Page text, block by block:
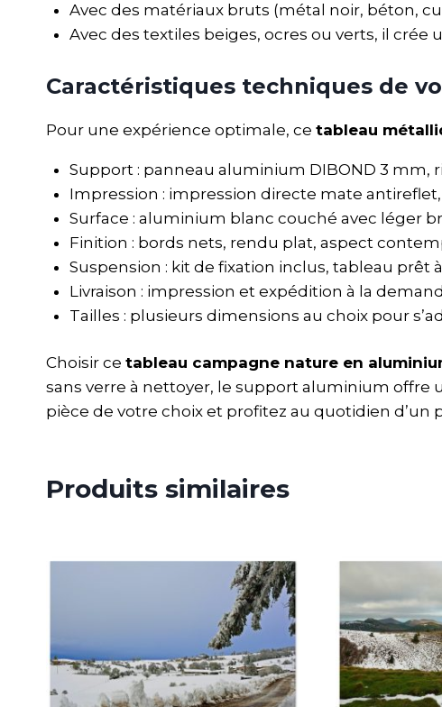
Avec des matériaux bruts (métal noir, béton,
Avec des textiles beiges, ocres ou verts, il
Caractéristiques techniques de
Pour une expérience optimale, ce tableau
Support : panneau aluminium DIBOND 3 mm,
Impression : impression directe mate
Surface : aluminium blanc couché avec léger
Finition : bords nets, rendu plat, aspect
Suspension : kit de fixation inclus, tableau prêt
Livraison : impression et expédition à la
Tailles : plusieurs dimensions au choix pour
Choisir ce tableau campagne nature en
sans verre à nettoyer, le support aluminium offre
pièce de votre choix et profitez au quotidien
Produits similaires